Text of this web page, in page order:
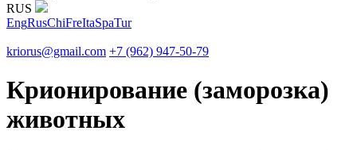
RUS
EngRusChiFreItaSpaTur
kriorus@gmail.com +7 (962) 947-50-79
Крионирование (заморозка)
животных